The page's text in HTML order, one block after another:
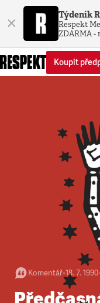
× Týdeník
Respekt
ZDARMA -
Koupit
Komentář•18. 7. 1990•